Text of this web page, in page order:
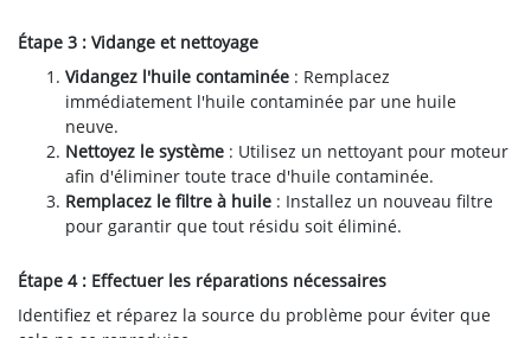
Étape 3 : Vidange et nettoyage
Vidangez l'huile contaminée : Remplacez
immédiatement l'huile contaminée par une huile
neuve.
Nettoyez le système : Utilisez un nettoyant pour moteur
afin d'éliminer toute trace d'huile contaminée.
Remplacez le filtre à huile : Installez un nouveau filtre
pour garantir que tout résidu soit éliminé.
Étape 4 : Effectuer les réparations nécessaires
Identifiez et réparez la source du problème pour éviter que